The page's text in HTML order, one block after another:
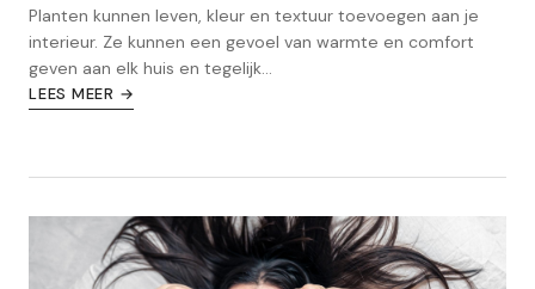
Planten kunnen leven, kleur en textuur toevoegen aan je
interieur. Ze kunnen een gevoel van warmte en comfort
geven aan elk huis en tegelijk...
LEES MEER →